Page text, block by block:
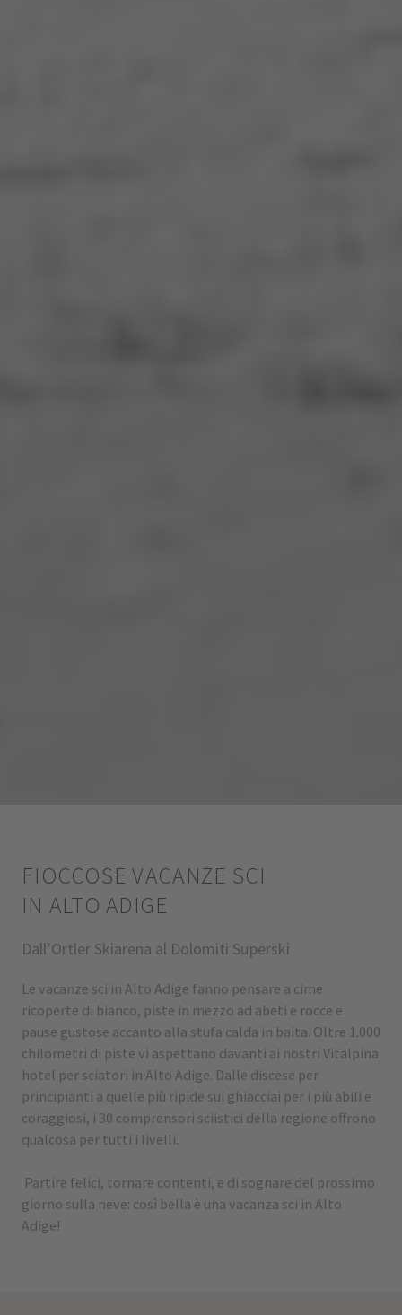
FIOCCOSE VACANZE SCI
IN ALTO ADIGE
Dall’Ortler Skiarena al Dolomiti Superski
Le vacanze sci in Alto Adige fanno pensare a cime
ricoperte di bianco, piste in mezzo ad abeti e rocce e
pause gustose accanto alla stufa calda in baita. Oltre 1.000
chilometri di piste vi aspettano davanti ai nostri Vitalpina
hotel per sciatori in Alto Adige. Dalle discese per
principianti a quelle più ripide sui ghiacciai per i più abili e
coraggiosi, i 30 comprensori sciistici della regione offrono
qualcosa per tutti i livelli.
Partire felici, tornare contenti, e di sognare del prossimo
giorno sulla neve: così bella è una vacanza sci in Alto
Adige!